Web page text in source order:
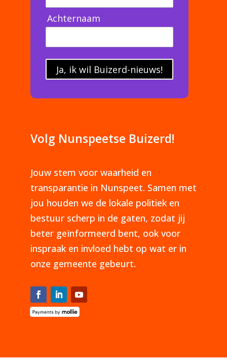
Achternaam
Ja, ik wil Buizerd-nieuws!
Volg Nunspeetse Buizerd!
Jouw stem voor waarheid en
transparantie in Nunspeet. Samen met
jou houden we de lokale politiek en
bestuur scherp in de gaten, zodat jij
beter geïnformeerd bent, ook voor
inspraak en invloed hebt op wat er in
onze gemeente gebeurt.